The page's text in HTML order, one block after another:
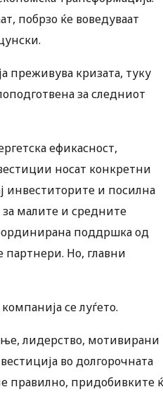
побрзо ќе воведуваат
преживува кризата, туку
за следниот
ефикасност,
носат конкретни
инвеститорите и посилна
малите и средните
поддршка од
Но, главни
се луѓето.
лидерство, мотивирани
во долгорочната
правилно, придобивките